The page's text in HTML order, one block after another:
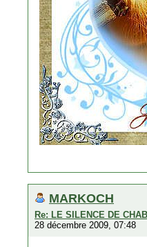
MARKOCH
Re: LE SILENCE DE
28 décembre 2009, 07:48